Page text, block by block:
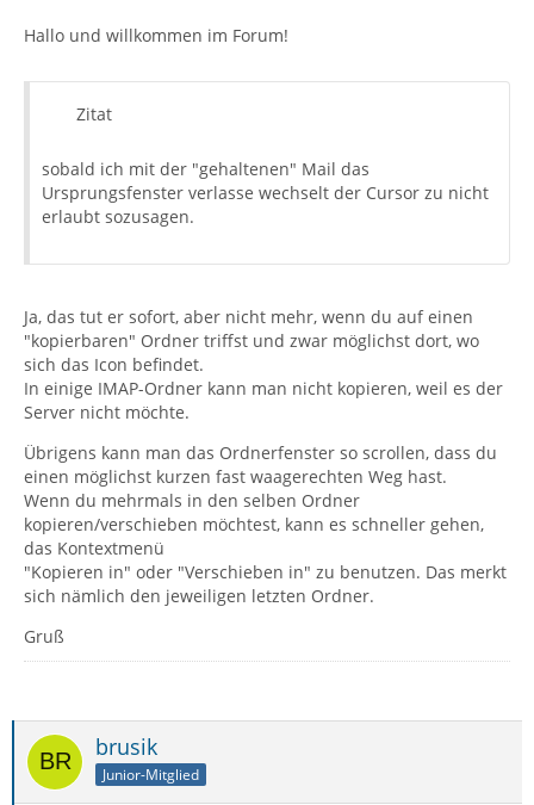
Hallo und willkommen im Forum!
Zitat
sobald ich mit der "gehaltenen" Mail das
Ursprungsfenster verlasse wechselt der Cursor zu nicht
erlaubt sozusagen.
Ja, das tut er sofort, aber nicht mehr, wenn du auf einen
"kopierbaren" Ordner triffst und zwar möglichst dort, wo
sich das Icon befindet.
In einige IMAP-Ordner kann man nicht kopieren, weil es der
Server nicht möchte.
Übrigens kann man das Ordnerfenster so scrollen, dass du
einen möglichst kurzen fast waagerechten Weg hast.
Wenn du mehrmals in den selben Ordner
kopieren/verschieben möchtest, kann es schneller gehen,
das Kontextmenü
"Kopieren in" oder "Verschieben in" zu benutzen. Das merkt
sich nämlich den jeweiligen letzten Ordner.
Gruß
brusik
Junior-Mitglied